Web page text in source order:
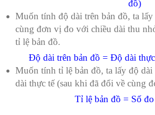
đồ)
Muốn tính độ dài trên bản đồ, ta
cùng đơn vị đo với chiều dài thu
tỉ lệ bản đồ.
Độ dài trên bản đồ = Độ dài
Muốn tính tỉ lệ bản đồ, ta lấy độ
dài thực tế (sau khi đã đổi về cùng
Tỉ lệ bản đồ = Số đo trên